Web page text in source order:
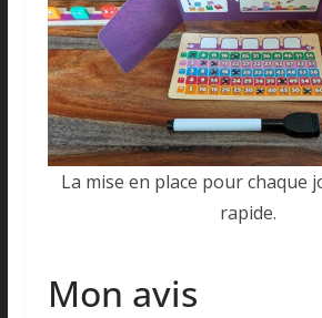
La mise en place pour chaque
rapide.
Mon avis